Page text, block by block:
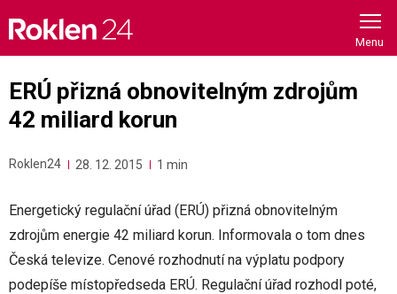
content
ERÚ přizná obnovitelným zdrojům
42 miliard korun
Roklen24 28. 12. 2015 1 min
Energetický regulační úřad (ERÚ) přizná obnovitelným
zdrojům energie 42 miliard korun. Informovala o tom dnes
Česká televize. Cenové rozhodnutí na výplatu podpory
podepíše místopředseda ERÚ. Regulační úřad rozhodl poté,